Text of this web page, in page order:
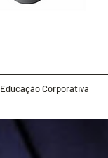
Educação Corporativa